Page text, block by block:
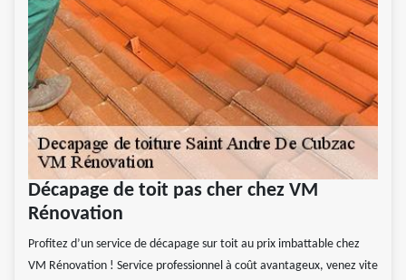
Décapage de toit pas cher chez VM
Rénovation
Profitez d’un service de décapage sur toit au prix imbattable chez
VM Rénovation ! Service professionnel à coût avantageux, venez vite